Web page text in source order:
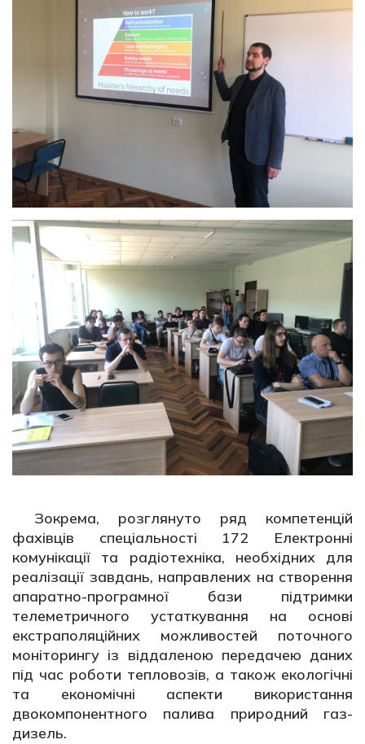
Зокрема, розглянуто ряд компетенцій
фахівців спеціальності 172 Електронні
комунікації та радіотехніка, необхідних для
реалізації завдань, направлених на створення
апаратно-програмної бази підтримки
телеметричного устаткування на основі
екстраполяційних можливостей поточного
моніторингу із віддаленою передачею даних
під час роботи тепловозів, а також екологічні
та економічні аспекти використання
двокомпонентного палива природний газ-
дизель.